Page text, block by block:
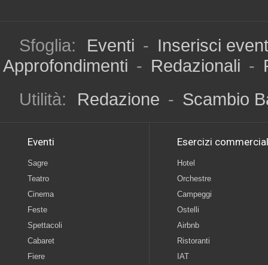
Sfoglia: Eventi - Inserisci
Approfondimenti - Redazionali -
Utilità:
Redazione - Scambio
Eventi
Sagre
Teatro
Cinema
Feste
Spettacoli
Cabaret
Fiere
Esercizi
Hotel
Orchestre
Campeggi
Ostelli
Airbnb
Ristoranti
IAT